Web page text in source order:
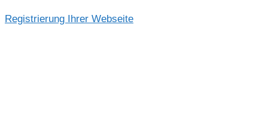
Registrierung Ihrer Webseite